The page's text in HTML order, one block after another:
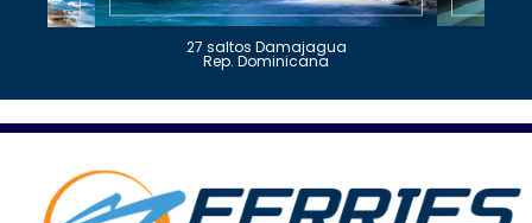
27 saltos Damajagua
Rep. Dominicana